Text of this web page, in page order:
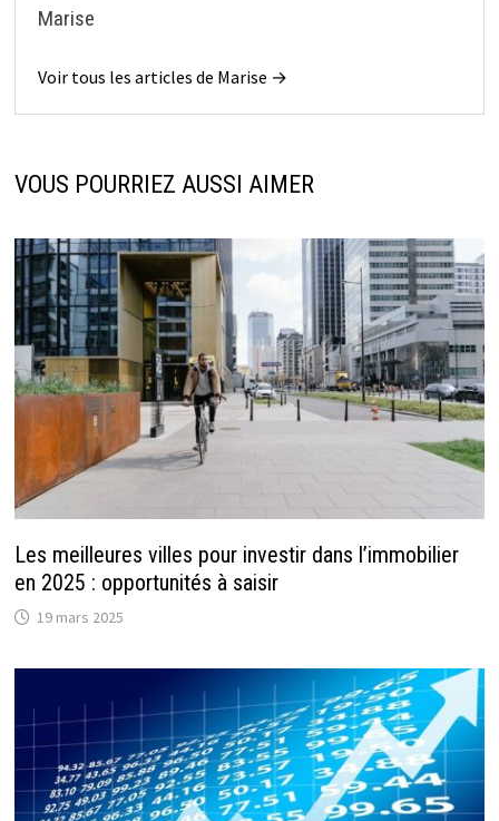
Marise
Voir tous les articles de Marise →
VOUS POURRIEZ AUSSI AIMER
Les meilleures villes pour investir dans l’immobilier
en 2025 : opportunités à saisir
19 mars 2025